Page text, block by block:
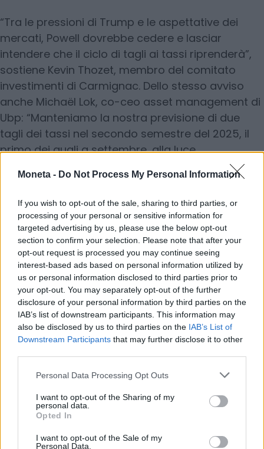
Moneta - Do Not Process My Personal Information
If you wish to opt-out of the sale, sharing to third parties, or
processing of your personal or sensitive information for
targeted advertising by us, please use the below opt-out
section to confirm your selection. Please note that after your
opt-out request is processed you may continue seeing
interest-based ads based on personal information utilized by
us or personal information disclosed to third parties prior to
your opt-out. You may separately opt-out of the further
disclosure of your personal information by third parties on the
IAB’s list of downstream participants. This information may
also be disclosed by us to third parties on the IAB’s List of
Downstream Participants that may further disclose it to other
Personal Data Processing Opt Outs
I want to opt-out of the Sharing of my
personal data.
Opted In
I want to opt-out of the Sale of my
Personal Data.
“Tra le pressioni di Trump e le aspettative dei
mercati, Powell dovrebbe cedere e lasciar
intendere che il ciclo di tagli ai tassi riprenderà”,
sostiene Kevin Thozet, membro del comitato
investimenti di Carmignac. Dello stesso avviso
anche Michaël Lok, co-ceo asset management di
Ubp: “Manteniamo la nostra previsione di due
tagli dei tassi nel secondo semestre del 2025, il
primo dei quali a settembre, alla luce
dell’indebolimento del mercato del lavoro e del
rallentamento della domanda interna”. I mercati
sembrano d’accordo:
la probabilità di un taglio
già il prossimo mese è all’85%
Non solo Fed, cosa aspettarsi
dalla Bce
Mentre negli anni passati le banche centrali si
trovavano ad affrontare sfide simili, l’incontro di
quest’anno si svolge in un contesto molto
diverso. Questa dinamica è particolarmente
evidente per le principali banche centrali come la
Federal Reserve e la Banca centrale europea
(Bce). Quest’ultima ha sottolineato che
non
ritiene necessario adottare ulteriori misure
meno che l’economia dell’Eurozona non subisca